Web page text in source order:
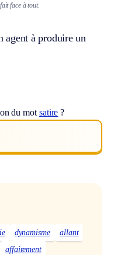
face à tout.
agent à produire un
du mot satire ?
dynamisme
allant
affairement